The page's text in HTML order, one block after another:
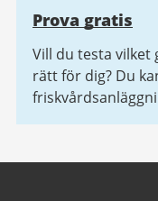
Prova gratis
Vill du testa
rätt för dig? Du